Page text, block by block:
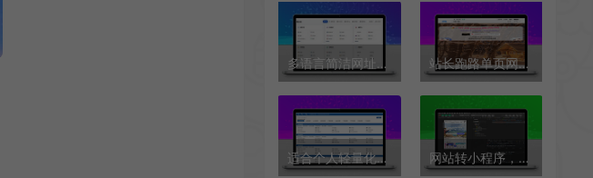
多语言简洁网址导航单页HTML源码 站长跑路单页网站源码
适合个人轻量化导航站模板自动适应HTML源码 网站转小程序，任意网址打包成小程序源码